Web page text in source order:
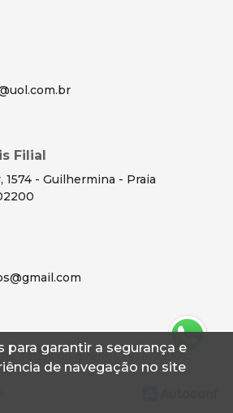
para garantir a segurança e
de navegação no site
Filial
1574 - Guilhermina - Praia
Todos os direitos reservados.